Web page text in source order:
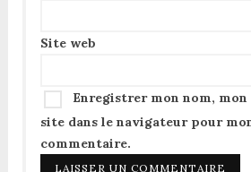
Site web
Enregistrer mon nom,
site dans le navigateur pour
commentaire.